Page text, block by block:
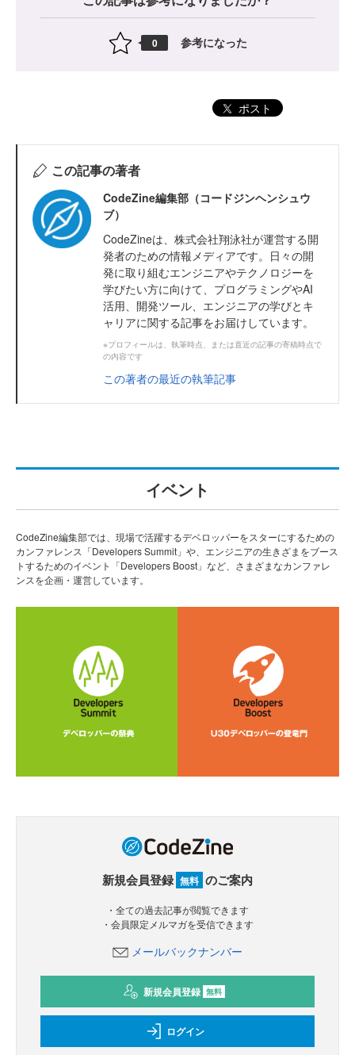
0 参考になった
ポスト
この記事の著者
CodeZine編集部（コードジンヘンシュウ
ブ）
CodeZineは、株式会社翔泳社が運営する開
発者のための情報メディアです。日々の開
発に取り組むエンジニアやテクノロジーを
学びたい方に向けて、プログラミングやAI
活用、開発ツール、エンジニアの学びとキ
ャリアに関する記事をお届けしています。
※プロフィールは、執筆時点、または直近の記事の寄稿時点で
の内容です
この著者の最近の執筆記事
イベント
CodeZine編集部では、現場で活躍するデベロッパーをスターにするための
カンファレンス「Developers Summit」や、エンジニアの生きざまをブース
トするためのイベント「Developers Boost」など、さまざまなカンファレ
ンスを企画・運営しています。
新規会員登録 無料 のご案内
・全ての過去記事が閲覧できます
・会員限定メルマガを受信できます
メールバックナンバー
新規会員登録 無料
ログイン